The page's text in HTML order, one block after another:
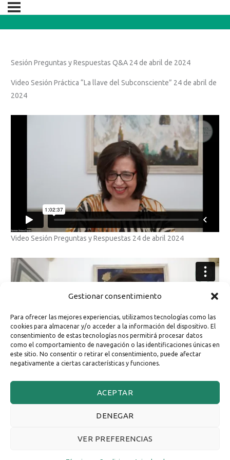
Gestionar consentimiento
Para ofrecer las mejores experiencias, utilizamos tecnologías como las
cookies para almacenar y/o acceder a la información del dispositivo. El
consentimiento de estas tecnologías nos permitirá procesar datos
como el comportamiento de navegación o las identificaciones únicas en
este sitio. No consentir o retirar el consentimiento, puede afectar
negativamente a ciertas características y funciones.
ACEPTAR
DENEGAR
VER PREFERENCIAS
Sesión Preguntas y Respuestas Q&A 24 de abril de 2024
Video Sesión Práctica “La llave del Subconsciente” 24 de abril de
2024
Video Sesión Preguntas y Respuestas 24 de abril 2024
Publica un comentario